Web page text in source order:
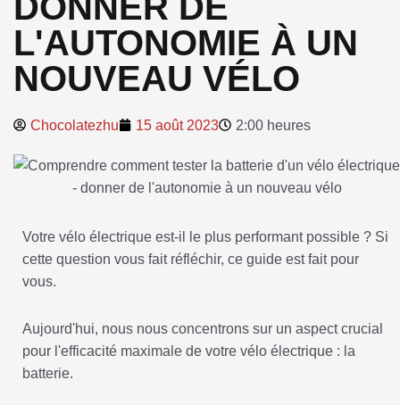
L'AUTONOMIE À UN
NOUVEAU VÉLO
Chocolatezhu 15 août 2023 2:00 heures
Votre vélo électrique est-il le plus performant possible ? Si
cette question vous fait réfléchir, ce guide est fait pour
vous.
Aujourd'hui, nous nous concentrons sur un aspect crucial
pour l'efficacité maximale de votre vélo électrique : la
batterie.